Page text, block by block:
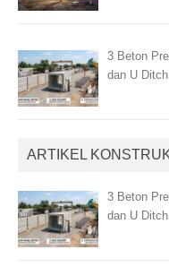
3 Beton
dan U Ditch
ARTIKEL
3 Beton
dan U Ditch